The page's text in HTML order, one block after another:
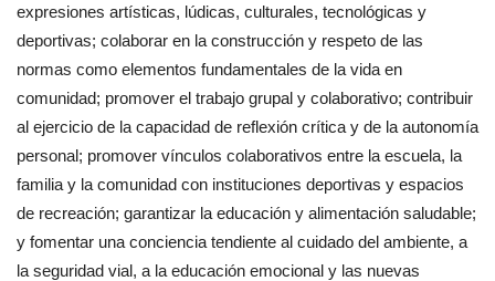
expresiones artísticas, lúdicas, culturales, tecnológicas y
deportivas; colaborar en la construcción y respeto de las
normas como elementos fundamentales de la vida en
comunidad; promover el trabajo grupal y colaborativo; contribuir
al ejercicio de la capacidad de reflexión crítica y de la autonomía
personal; promover vínculos colaborativos entre la escuela, la
familia y la comunidad con instituciones deportivas y espacios
de recreación; garantizar la educación y alimentación saludable;
y fomentar una conciencia tendiente al cuidado del ambiente, a
la seguridad vial, a la educación emocional y las nuevas